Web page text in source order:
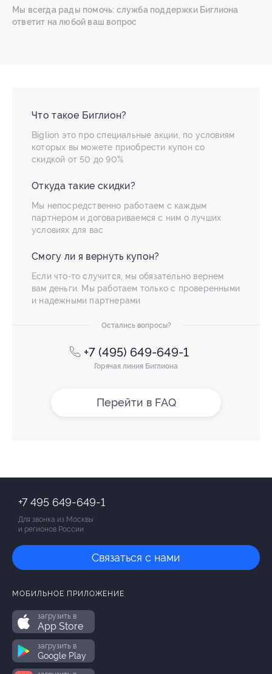
Мы всегда рады помочь: служба поддержки Биглиона
ответит на любой ваш вопрос
Что такое Биглион?
Biglion это про специальные акции, по условиям
которых вы можете приобрести купон со
скидкой от 50 до 90%
Откуда такие скидки?
Мы непосредственно работаем с каждым
партнером и договариваемся с ним о лучших
условиях для вас
Смогу ли я вернуть купон?
Если что-то случится, мы обязательно вернем
вам деньги. Мы работаем только с проверенными
и надежными партнерами
Остались вопросы?
+7 (495) 649-649-1
Горячая линия Биглиона
Перейти в FAQ
+7 495 649-649-1
Для звонка из Москвы
и регионов России
Связаться с нами
МОБИЛЬНОЕ ПРИЛОЖЕНИЕ
загрузить в
App Store
загрузить в
Google Play